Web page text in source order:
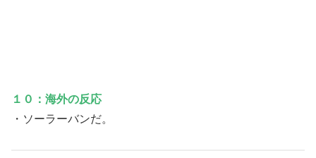
１０：海外の反応
・ソーラーバンだ。